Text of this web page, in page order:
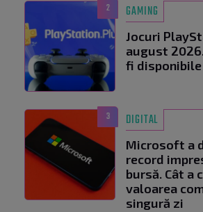
2 GAMING
Jocuri
august
fi disponibile
3 DIGITAL
Microsoft a
record
bursă. Cât a
valoarea
singură zi